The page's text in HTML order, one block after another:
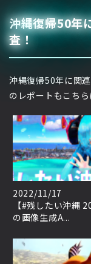
沖縄復帰50年
査！
沖縄復帰50年に関
のレポートもこちら
2022/11/17
【#残したい沖縄
の画像生成A...